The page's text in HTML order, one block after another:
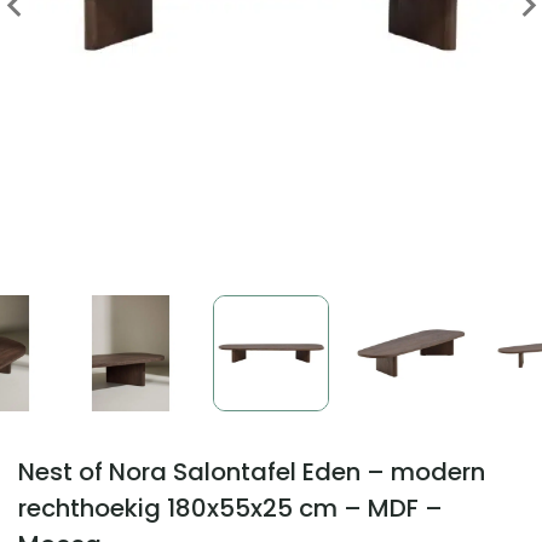
Nest of Nora Salontafel Eden – modern
rechthoekig 180x55x25 cm – MDF –